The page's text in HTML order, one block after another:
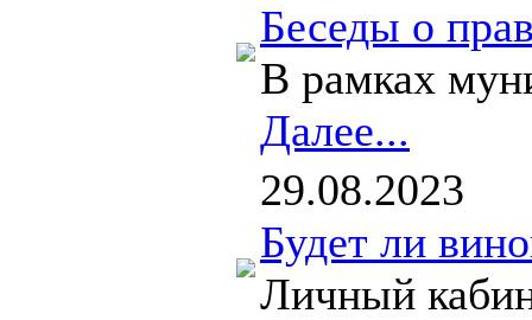
Беседы о
В рамках
Далее...
29.08.2023
Будет ли
Личный